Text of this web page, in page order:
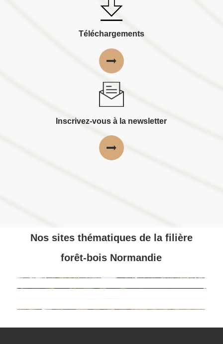
Téléchargements
Inscrivez-vous à la newsletter
Nos sites thématiques de la filière
forêt-bois Normandie